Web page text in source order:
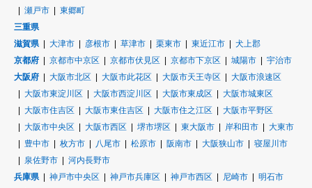
瀬戸市
東郷町
三重県
滋賀県
大津市 彦根市 草津市 栗東市 東近江市
犬上郡
京都府
京都市中京区 京都市伏見区 京都市下京区 城陽市
宇治市
大阪府
大阪市北区 大阪市此花区 大阪市天王寺区
大阪市浪速区
大阪市東淀川区
大阪市西淀川区 大阪市東成区
大阪市城東区
大阪市住吉区
大阪市東住吉区 大阪市住之江区
大阪市平野区
大阪市中央区
大阪市西区 堺市堺区 東大阪市 岸和田市
大東市
豊中市
枚方市 八尾市 松原市 阪南市 大阪狭山市
寝屋川市
泉佐野市
河内長野市
兵庫県
神戸市中央区 神戸市兵庫区 神戸市西区 尼崎市
明石市